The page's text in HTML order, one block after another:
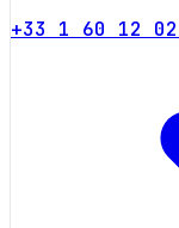
+33 1 60 12